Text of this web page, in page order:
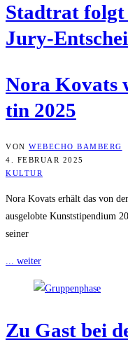
Stadt­rat
Jury-
Nora Kovats
tin 2025
VON WEBECHO BAMBERG
4. FEBRUAR 2025
KULTUR
Nora Kovats erhält das von
ausgelobte Kunststipendium
seiner
... weiter
Zu Gast bei